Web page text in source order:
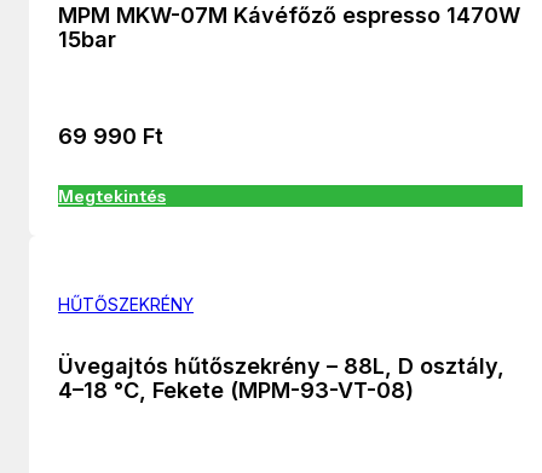
MPM MKW-07M Kávéfőző espresso 1470W
15bar
69 990 Ft
Megtekintés
HŰTŐSZEKRÉNY
Üvegajtós hűtőszekrény – 88L, D osztály,
4–18 °C, Fekete (MPM-93-VT-08)